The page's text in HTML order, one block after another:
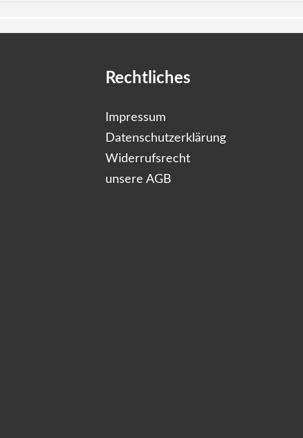
Rechtliches
Impressum
Datenschutzerklärung
Widerrufsrecht
unsere AGB